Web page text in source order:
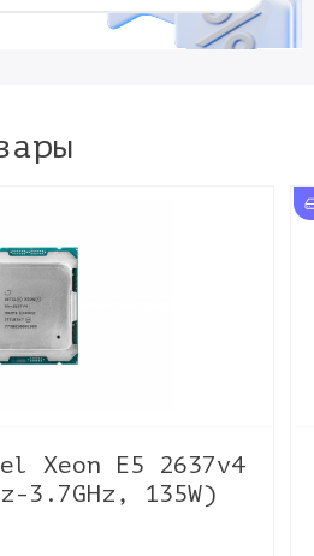
Xeon E5 2637v4
3.7GHz, 135W)